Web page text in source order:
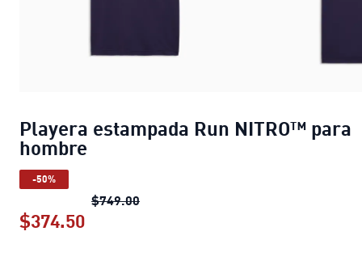
Playera estampada Run NITRO™ para
hombre
-50%
$749.00Playera estampada Run NITRO™
$374.50